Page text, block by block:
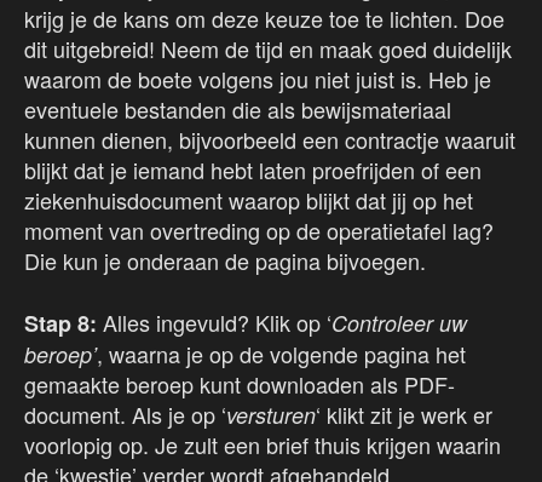
krijg je de kans om deze keuze toe te lichten. Doe
dit uitgebreid! Neem de tijd en maak goed duidelijk
waarom de boete volgens jou niet juist is. Heb je
eventuele bestanden die als bewijsmateriaal
kunnen dienen, bijvoorbeeld een contractje waaruit
blijkt dat je iemand hebt laten proefrijden of een
ziekenhuisdocument waarop blijkt dat jij op het
moment van overtreding op de operatietafel lag?
Die kun je onderaan de pagina bijvoegen.
Stap 8: Alles ingevuld? Klik op ‘Controleer uw
beroep’, waarna je op de volgende pagina het
gemaakte beroep kunt downloaden als PDF-
document. Als je op ‘versturen‘ klikt zit je werk er
voorlopig op. Je zult een brief thuis krijgen waarin
de ‘kwestie’ verder wordt afgehandeld.